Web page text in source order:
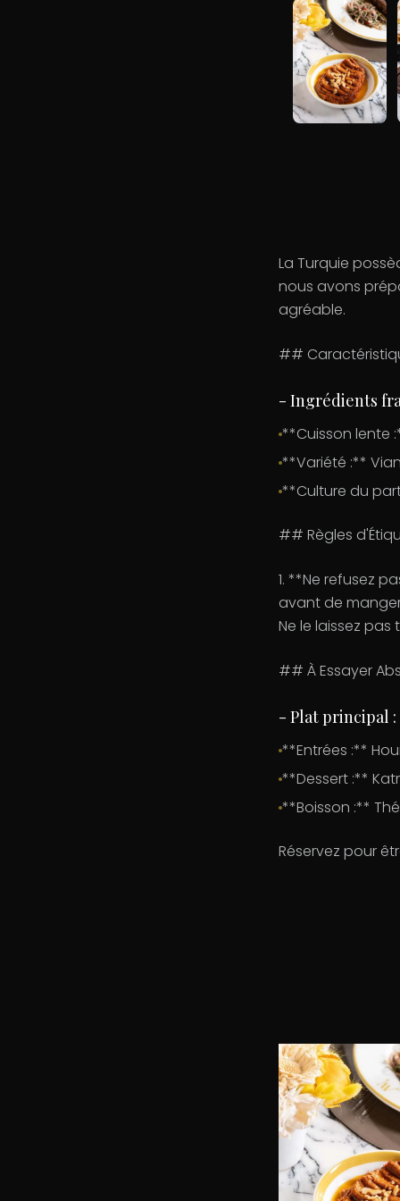
La Turquie
nous avons
agréable.
##
- Ingrédients
**Cuisson lente
**Variété :**
**Culture du
## Règles
1. **Ne refusez
avant de
Ne le laissez pas
## À Essayer
- Plat principal :
**Entrées :**
**Dessert :**
**Boisson :**
Réservez pour